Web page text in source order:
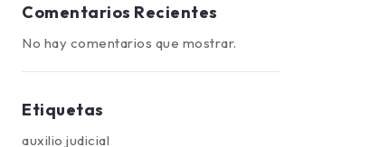
Comentarios Recientes
No hay comentarios que mostrar.
Etiquetas
auxilio judicial